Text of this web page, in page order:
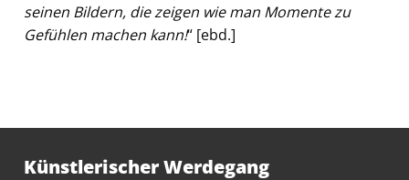
seinen Bildern, die zeigen wie man Momente zu
Gefühlen machen kann!“ [ebd.]
Künstlerischer Werdegang